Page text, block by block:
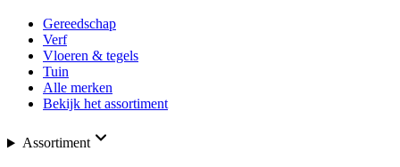
Gereedschap
Verf
Vloeren & tegels
Tuin
Alle merken
Bekijk het assortiment
Assortiment